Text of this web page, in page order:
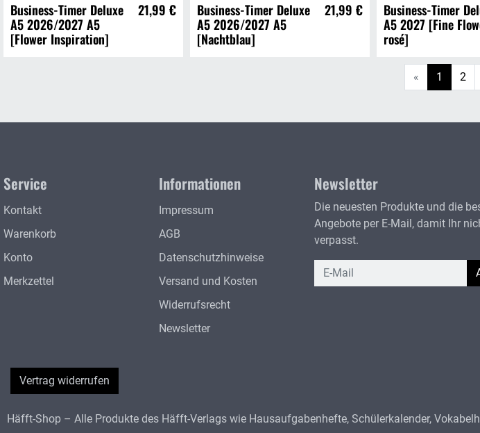
Business-Timer Deluxe
A5 2026/2027 A5
[Flower Inspiration]
21,99 €
Business-Timer Deluxe
A5 2026/2027 A5
[Nachtblau]
21,99 €
Business-Timer
A5 2027 [Fine
rosé]
« 1 2
Service
Kontakt
Warenkorb
Konto
Merkzettel
Informationen
Impressum
AGB
Datenschutzhinweise
Versand und Kosten
Widerrufsrecht
Newsletter
Newsletter
Die neuesten Produkte und die
Angebote per E-Mail, damit Ihr
verpasst.
Newsletter
Vertrag widerrufen
Häfft-Shop – Alle Produkte des Häfft-Verlags wie Hausaufgabenhefte, Schülerkalender,